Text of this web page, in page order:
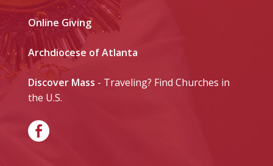
Online Giving
Archdiocese of Atlanta
Discover Mass - Traveling? Find Churches in
the U.S.